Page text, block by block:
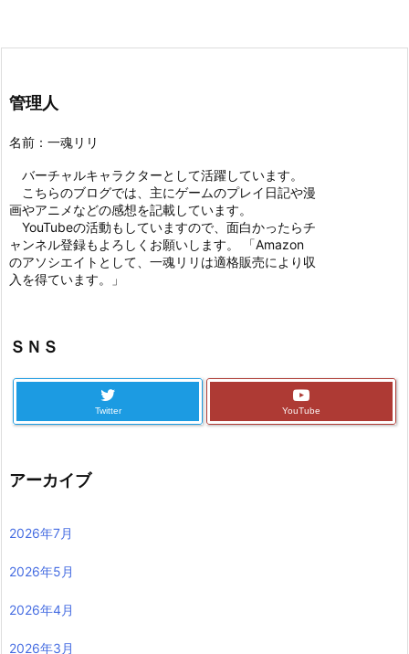
管理人
名前：一魂リリ
バーチャルキャラクターとして活躍しています。
こちらのブログでは、主にゲームのプレイ日記や漫
画やアニメなどの感想を記載しています。
YouTubeの活動もしていますので、面白かったらチ
ャンネル登録もよろしくお願いします。 「Amazon
のアソシエイトとして、一魂リリは適格販売により収
入を得ています。」
ＳＮＳ
Twitter YouTube
アーカイブ
2026年7月
2026年5月
2026年4月
2026年3月